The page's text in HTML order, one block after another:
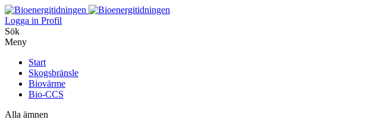
Logga in Profil
Sök
Meny
Start
Skogsbränsle
Biovärme
Bio-CCS
Alla ämnen